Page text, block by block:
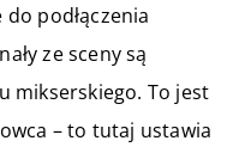
podłączenia
ze sceny są
mikserskiego. To jest
– to tutaj ustawia